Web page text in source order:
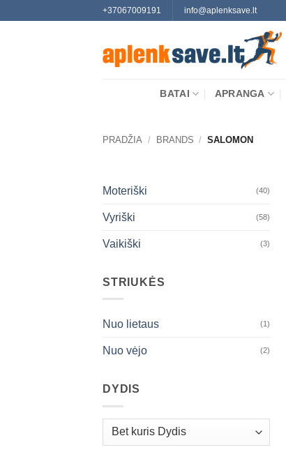
+37067009191 info@aplenksave.lt
BATAI APRANGA
PRADŽIA / BRANDS / SALOMON
Moteriški
(40)
Vyriški (58)
Vaikiški (3)
STRIUKĖS
Nuo lietaus (1)
Nuo vėjo (2)
DYDIS